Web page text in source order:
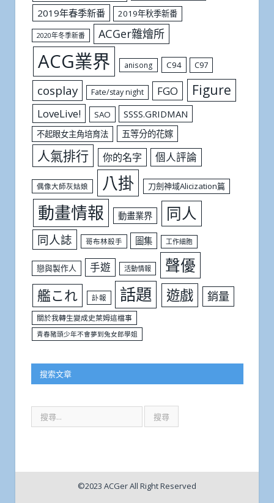
2019年春季新番
2019年秋季新番
2020年冬季新番 ACGer雜燴所
ACG業界 anisong C94 C97
cosplay Fate/stay night FGO Figure
LoveLive! SAO SSSS.GRIDMAN
不起眼女主角培育法 五等分的花嫁
人氣排行 你的名字 個人評論
偶像大師灰姑娘 八掛 刀劍神域Alicization篇
動畫情報 動畫業界 同人
同人誌 哥布林殺手 圖集 工作細胞
戀與製作人 手遊 活動情報 聲優
艦これ 訃報 話題 遊戲 銷量
關於我轉生變成史萊姆這檔事
青春豬頭少年不會夢到兔女郎學姐
搜索文章
©2023 ACGer All Right Reserved